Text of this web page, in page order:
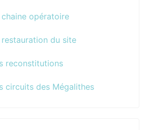
opératoire
du site
reconstitutions
circuits des Mégalithes